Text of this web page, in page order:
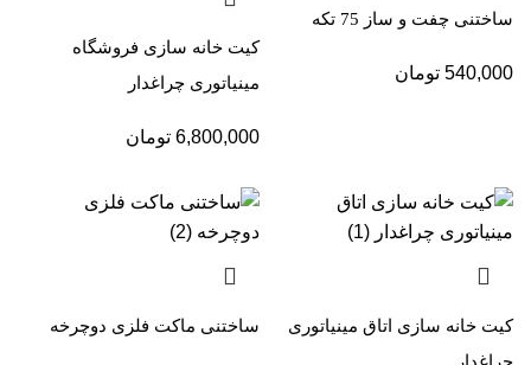
ساختنی چفت و ساز 75 تکه
540,000 تومان
کیت خانه سازی فروشگاه
مینیاتوری چراغدار
6,800,000 تومان
کیت خانه سازی اتاق مینیاتوری
ساختنی ماکت فلزی دوچرخه